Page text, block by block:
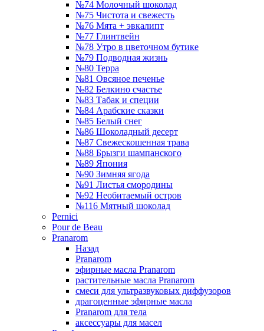
№74 Молочный шоколад
№75 Чистота и свежесть
№76 Мята + эвкалипт
№77 Глинтвейн
№78 Утро в цветочном бутике
№79 Подводная жизнь
№80 Терра
№81 Овсяное печенье
№82 Белкино счастье
№83 Табак и специи
№84 Арабские сказки
№85 Белый снег
№86 Шоколадный десерт
№87 Свежескошенная трава
№88 Брызги шампанского
№89 Япония
№90 Зимняя ягода
№91 Листья смородины
№92 Необитаемый остров
№116 Мятный шоколад
Pernici
Pour de Beau
Pranarom
Назад
Pranarom
эфирные масла Pranarom
растительные масла Pranarom
смеси для ультразвуковых диффузоров
драгоценные эфирные масла
Pranarom для тела
аксессуары для масел